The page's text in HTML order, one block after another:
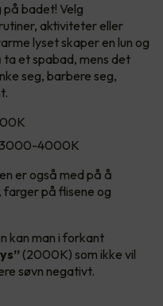
på badet! Velg
aktiviteter eller
lyset skaper en lun og
ta et spabad, mens det
seg, barbere seg,
3000-4000K
er også med på å
på flisene og
kan man i forkant
(2000K) som ikke vil
søvn negativt.